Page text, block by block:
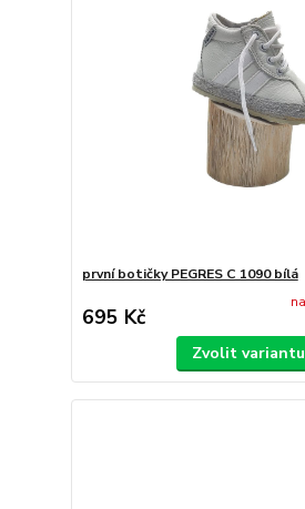
první botičky PEGRES C 1090 bílá
695 Kč
Zvolit variantu